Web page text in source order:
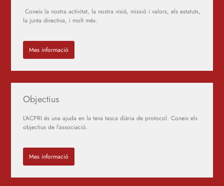
Coneix la nostra activitat, la nostra visió, missió i valors, els estatuts,
la junta directiva, i molt més.
Mes informació
Objectius
L’ACPRI és una ajuda en la teva tasca diària de protocol. Coneix els
objectius de l’associació.
Mes informació